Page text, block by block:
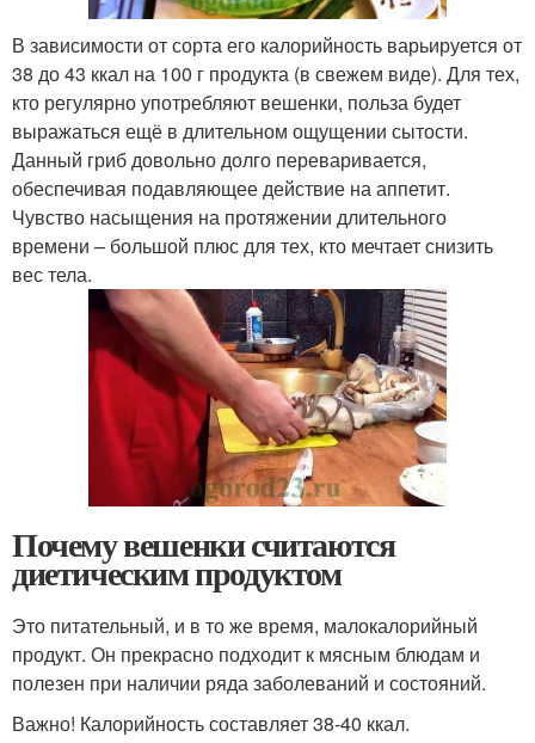
В зависимости от сорта его калорийность варьируется от
38 до 43 ккал на 100 г продукта (в свежем виде). Для тех,
кто регулярно употребляют вешенки, польза будет
выражаться ещё в длительном ощущении сытости.
Данный гриб довольно долго переваривается,
обеспечивая подавляющее действие на аппетит.
Чувство насыщения на протяжении длительного
времени – большой плюс для тех, кто мечтает снизить
вес тела.
Почему вешенки считаются
диетическим продуктом
Это питательный, и в то же время, малокалорийный
продукт. Он прекрасно подходит к мясным блюдам и
полезен при наличии ряда заболеваний и состояний.
Важно! Калорийность составляет 38-40 ккал.